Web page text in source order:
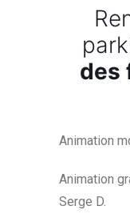
des
Animation
Animation
Serge D.